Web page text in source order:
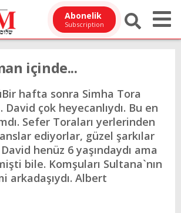
Abonelik
Subscription
içinde...
hafta sonra Simha Tora
David çok heyecanlıydı. Bu en
Sefer Toraları yerlerinden
ediyorlar, güzel şarkılar
henüz 6 yaşındaydı ama
bile. Komşuları Sultana`nın
arkadaşıydı. Albert